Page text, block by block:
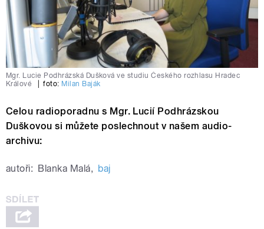
Mgr. Lucie Podhrázská Dušková ve studiu Českého rozhlasu Hradec
Králové
foto: Milan Baják
Celou radioporadnu s Mgr. Lucií Podhrázskou
Duškovou si můžete poslechnout v našem audio-
archivu:
autoři: Blanka Malá, baj